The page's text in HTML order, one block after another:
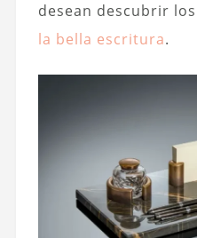
desean descubrir
la bella escritura.